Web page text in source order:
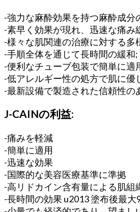
ス
用
個
-強力な麻酔効果を持つ麻酔成分
-素早く効果が現れ、迅速な痛み
-様々な肌関連の治療に対する多
-手順全体を通じて長時間の緩和;
-便利なチューブ包装で簡単に適
-低アレルギー性の処方で肌に優
-最新設備で製造された信頼性の
J-CAINの利益:
-痛みを軽減
-簡単に適用
-迅速な効果
-国際的な美容医療基準に準拠
-高リドカイン含有量による肌組
-長時間の効果 u2013 塗布後最大